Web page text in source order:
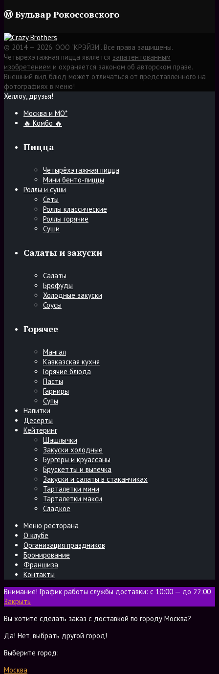
Ⓜ Бульвар Рокоссовского
© 2014 — 2026. ООО "КРЭЙЗИ". Все права защищены.
Четырехэтажная пицца является запатентованным
изобретением и охраняется законом об авторском праве.
Внешний вид блюд может отличаться от представленного на
фотографиях в меню!
Хеллоу, друзья!
Москва и МО*
🔥 Комбо 🔥
Пицца
Четырёхэтажная пицца
Мини бенто-пиццы
Роллы и суши
Сеты
Роллы классические
Роллы горячие
Суши
Салаты и закуски
Салаты
Брофуды
Холодные закуски
Соусы
Горячее
Мангал
Кавказская кухня
Горячие блюда
Пасты
Гарниры
Супы
Напитки
Десерты
Кейтеринг
Шашлычки
Закуски холодные
Бургеры и круассаны
Брускетты и выпечка
Закуски и салаты в стаканчиках
Тарталетки мини
Тарталетки макси
Сладкое
Меню ресторана
О клубе
Организация праздников
Бронирование
Франшиза
Контакты
Внимание! График работы службы доставки: с 10:00 — до 22:00
Закрыть
Вы хотите сделать заказ с доставкой по городу Москва?
Да! Нет, выбрать другой город!
Выберите город:
Москва